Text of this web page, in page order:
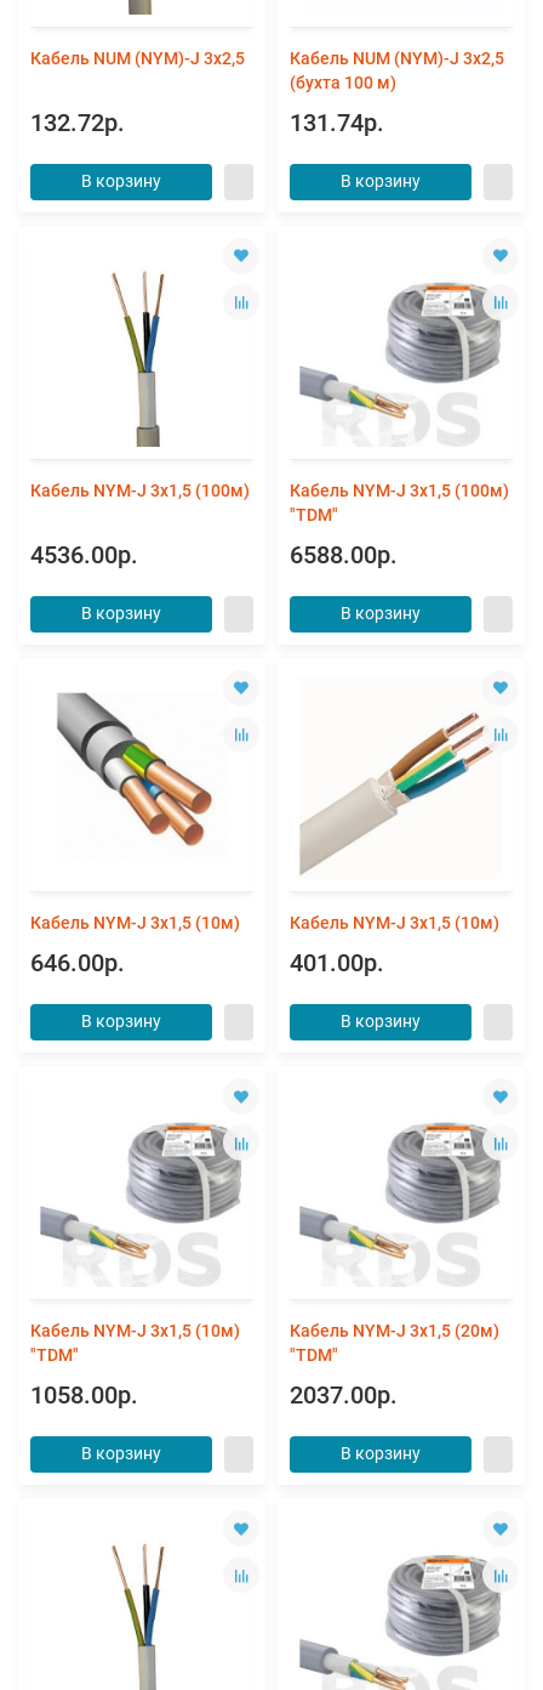
Кабель NUM (NYM)-J 3х2,5
132.72р.
В корзину
Кабель NUM (NYM)-J 3х2,5
(бухта 100 м)
131.74р.
В корзину
Кабель NYM-J 3х1,5 (100м)
4536.00р.
В корзину
Кабель NYM-J 3х1,5 (100м)
"TDM"
6588.00р.
В корзину
Кабель NYM-J 3х1,5 (10м)
646.00р.
В корзину
Кабель NYM-J 3х1,5 (10м)
401.00р.
В корзину
Кабель NYM-J 3х1,5 (10м)
"TDM"
1058.00р.
В корзину
Кабель NYM-J 3х1,5 (20м)
"TDM"
2037.00р.
В корзину